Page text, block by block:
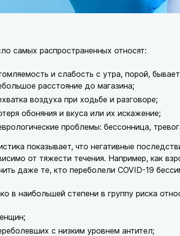
самых распространенных относят:
и слабость с утра, порой,
расстояние до магазина;
воздуха при ходьбе и разговоре;
обоняния и вкуса или их искажение;
проблемы: бессонница,
показывает, что негативные
от тяжести течения. Например, как
даже те, кто переболели COVID-19
в наибольшей степени в группу риска
с низким уровнем антител;